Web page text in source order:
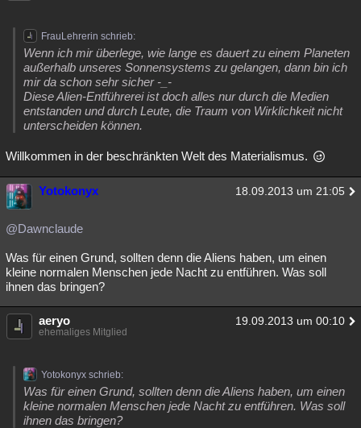
FrauLehrerin schrieb:
Wenn ich mir überlege, wie lange es dauert zu einem Planeten
außerhalb unseres Sonnensystems zu gelangen, dann bin ich
mir da schon sehr sicher -_-
Diese Alien-Entführerei ist doch alles nur durch die Medien
entstanden und durch Leute, die Traum von Wirklichkeit nicht
unterscheiden können.
Willkommen in der beschränkten Welt des Materialismus.
Yotokonyx 18.09.2013 um 21:05
@Dawnclaude
Was für einen Grund, sollten denn die Aliens haben, um einen
kleine normalen Menschen jede Nacht zu entführen. Was soll
ihnen das bringen?
aeryo 19.09.2013 um 00:10
ehemaliges Mitglied
Yotokonyx schrieb:
Was für einen Grund, sollten denn die Aliens haben, um einen
kleine normalen Menschen jede Nacht zu entführen. Was soll
ihnen das bringen?